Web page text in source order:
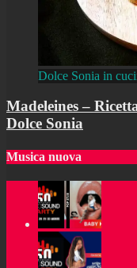
Dolce Sonia in
Madeleines –
Dolce Sonia
Musica nuova